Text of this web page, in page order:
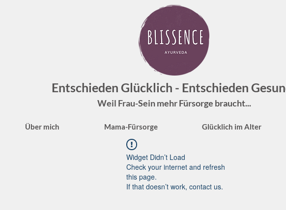
Entschieden Glücklich - Entschieden
Weil Frau-Sein mehr Fürsorge braucht...
Über mich Mama-Fürsorge Glücklich im Alter
Widget Didn’t Load
Check your internet and refresh
this page.
If that doesn’t work, contact us.